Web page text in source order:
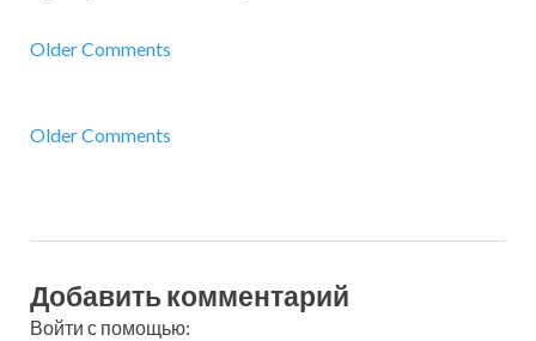
Older Comments
Older Comments
Добавить комментарий
Войти с помощью: